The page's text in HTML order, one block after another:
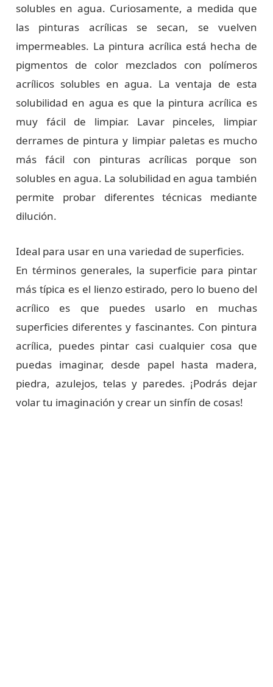
solubles en agua. Curiosamente, a medida que
las pinturas acrílicas se secan, se vuelven
impermeables. La pintura acrílica está hecha de
pigmentos de color mezclados con polímeros
acrílicos solubles en agua. La ventaja de esta
solubilidad en agua es que la pintura acrílica es
muy fácil de limpiar. Lavar pinceles, limpiar
derrames de pintura y limpiar paletas es mucho
más fácil con pinturas acrílicas porque son
solubles en agua. La solubilidad en agua también
permite probar diferentes técnicas mediante
dilución.
Ideal para usar en una variedad de superficies.
En términos generales, la superficie para pintar
más típica es el lienzo estirado, pero lo bueno del
acrílico es que puedes usarlo en muchas
superficies diferentes y fascinantes. Con pintura
acrílica, puedes pintar casi cualquier cosa que
puedas imaginar, desde papel hasta madera,
piedra, azulejos, telas y paredes. ¡Podrás dejar
volar tu imaginación y crear un sinfín de cosas!